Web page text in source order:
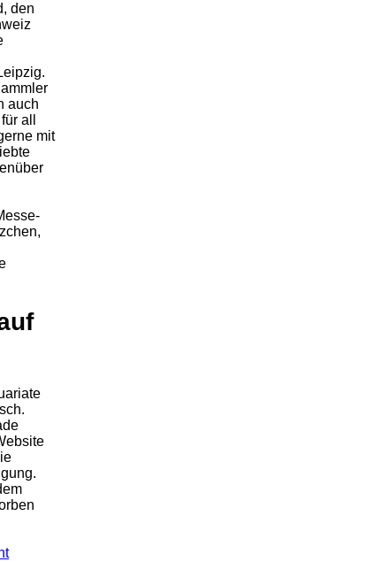
den
auch
all
mit